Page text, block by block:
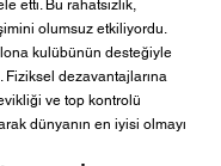
etti. Bu rahatsızlık,
olumsuz etkiliyordu.
kulübünün desteğiyle
dezavantajlarına
ve top kontrolü
dünyanın en iyisi olmayı